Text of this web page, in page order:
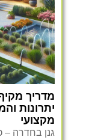
מדריך
יתרונות
מקצועי
גנן בחדרה –